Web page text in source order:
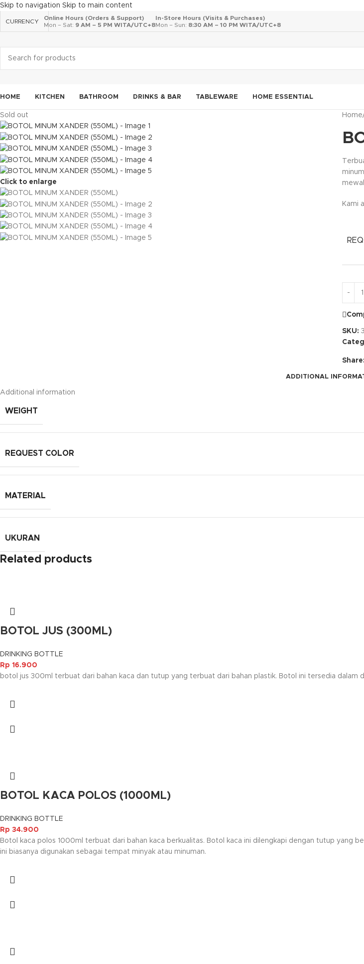
Skip to navigation Skip to main content
CURRENCY
Online Hours (Orders & Support)
Mon – Sat: 9 AM – 5 PM WITA/UTC+8
In-Store Hours (Visits & Purchases)
Mon – Sun: 8:30 AM – 10 PM WITA/UTC+8
HOME KITCHEN BATHROOM DRINKS & BAR TABLEWARE HOME ESSENTIAL
Sold out
Click to enlarge
Home
Kami
SKU:
Share:
ADDITIONAL
Additional information
WEIGHT
REQUEST COLOR
MATERIAL
UKURAN
Related products
BOTOL JUS (300ML)
DRINKING BOTTLE
Rp 16.900
botol jus 300ml terbuat dari bahan kaca dan tutup yang terbuat dari bahan plastik. Botol ini tersedia dalam
BOTOL KACA POLOS (1000ML)
DRINKING BOTTLE
Rp 34.900
Botol kaca polos 1000ml terbuat dari bahan kaca berkualitas. Botol kaca ini dilengkapi dengan tutup yang
ini biasanya digunakan sebagai tempat minyak atau minuman.